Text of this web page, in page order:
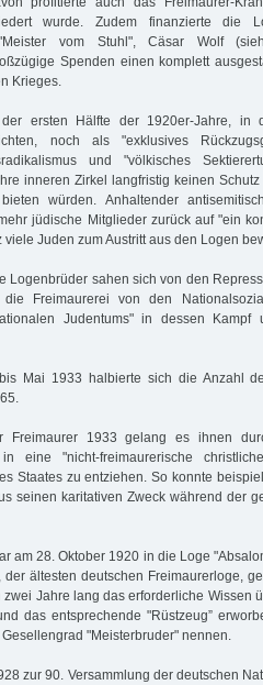
wurde. Zudem finanzierte die
vom Stuhl", Cäsar Wolf
Spenden einen komplett
Krieges.
ersten Hälfte der 1920er-Jahre, in
noch als "exklusives
und "völkisches
inneren Zirkel langfristig keinen
würden. Anhaltender
jüdische Mitglieder zurück auf "ein
Juden zum Austritt aus den Logen
Logenbrüder sahen sich von den
Freimaurerei von den
Judentums" in dessen Kampf
Mai 1933 halbierte sich die Anzahl
Freimaurer 1933 gelang es ihnen
eine "nicht-freimaurerische
Staates zu entziehen. So konnte
seinen karitativen Zweck während der
am 28. Oktober 1920 in die Loge
ältesten deutschen Freimaurerloge,
zwei Jahre lang das erforderliche Wissen
das entsprechende "Rüstzeug”
"Meisterbruder" nennen.
zur 90. Versammlung der deutschen